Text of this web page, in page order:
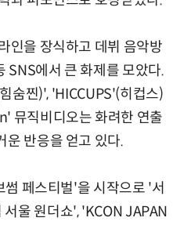
인을 장식하고 데뷔 음악방
SNS에서 큰 화제를 모았다.
숨찐)', 'HICCUPS'(히컵스)
뮤직비디오는 화려한 연출
운 반응을 얻고 있다.
페스티벌'을 시작으로 '서
울 원더쇼', 'KCON JAPAN